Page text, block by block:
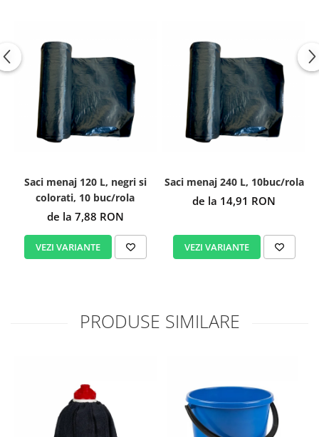
Saci menaj 120 L, negri si
colorati, 10 buc/rola
de la 7,88 RON
VEZI VARIANTE
Saci menaj 240 L, 10buc/rola
de la 14,91 RON
VEZI VARIANTE
PRODUSE SIMILARE